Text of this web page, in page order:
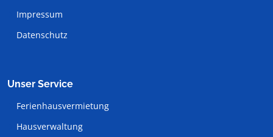
Impressum
Datenschutz
Unser Service
Ferienhausvermietung
Hausverwaltung